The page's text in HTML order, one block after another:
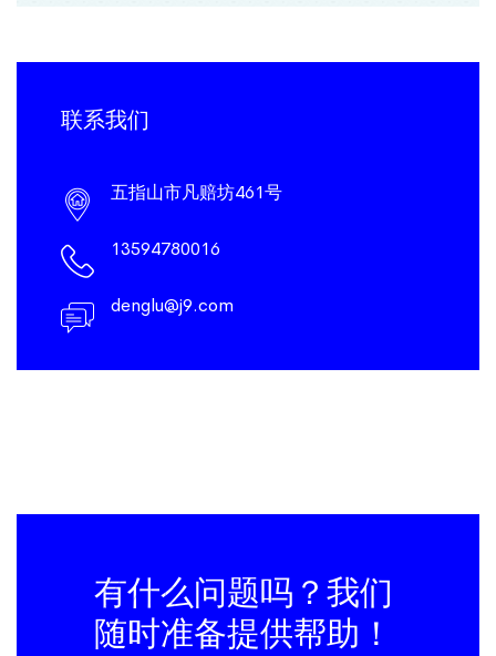
联系我们
五指山市凡赔坊461号
13594780016
denglu@j9.com
有什么问题吗？我们
随时准备提供帮助！